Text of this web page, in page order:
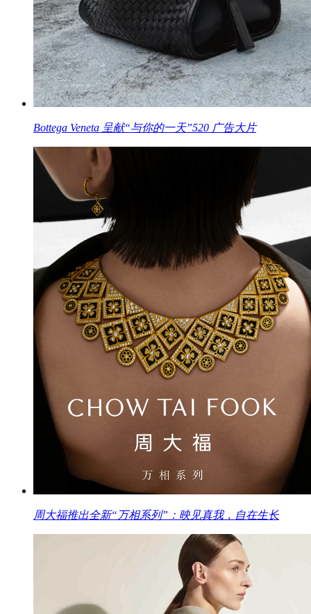
Bottega Veneta 呈献“与你的一天”520 广告大片
周大福推出全新“万相系列”：映见真我，自在生长